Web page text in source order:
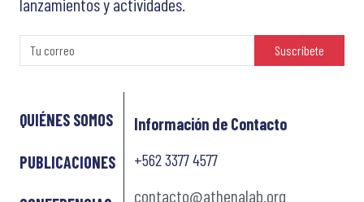
lanzamientos y actividades.
Suscríbete
QUIÉNES SOMOS
PUBLICACIONES
Información de Contacto
+562 3377 4577
contacto@athenalab.org